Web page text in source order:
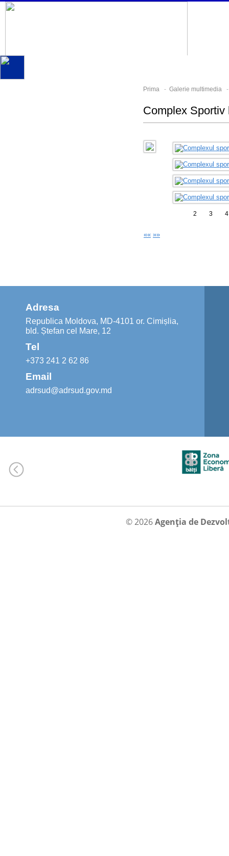
Prima - Galerie multimedia
Complex
2 3 4
«« »»
Adresa
Republica Moldova, MD-4101 or. Cimișlia,
bld. Ștefan cel Mare, 12
Tel
+373 241 2 62 86
Email
adrsud@adrsud.gov.md
© 2026Agenția de